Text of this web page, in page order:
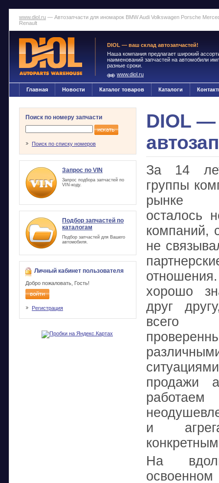
www.diol.ru — Автозапчасти для иномарок BMW Audi Volkswagen Porsche
Renault
DIOL — ваш склад автозапчастей!
Наша компания предлагает широкий
наименований запчастей на автомобили
разные сроки.
www.diol.ru
Главная Новости Каталог товаров Каталоги
Поиск по номеру запчасти
Поиск по списку номеров
Запрос по VIN
Запрос подбора запчастей по
VIN-коду.
Подбор запчастей по
каталогам
Подбор запчастей для Вашего
автомобиля.
Личный кабинет пользователя
Добро пожаловать, Гость!
Регистрация
DIOL
За 14
группы
рынке
осталось
компаний,
не
хорошо
друг
всего
продажи
и
На